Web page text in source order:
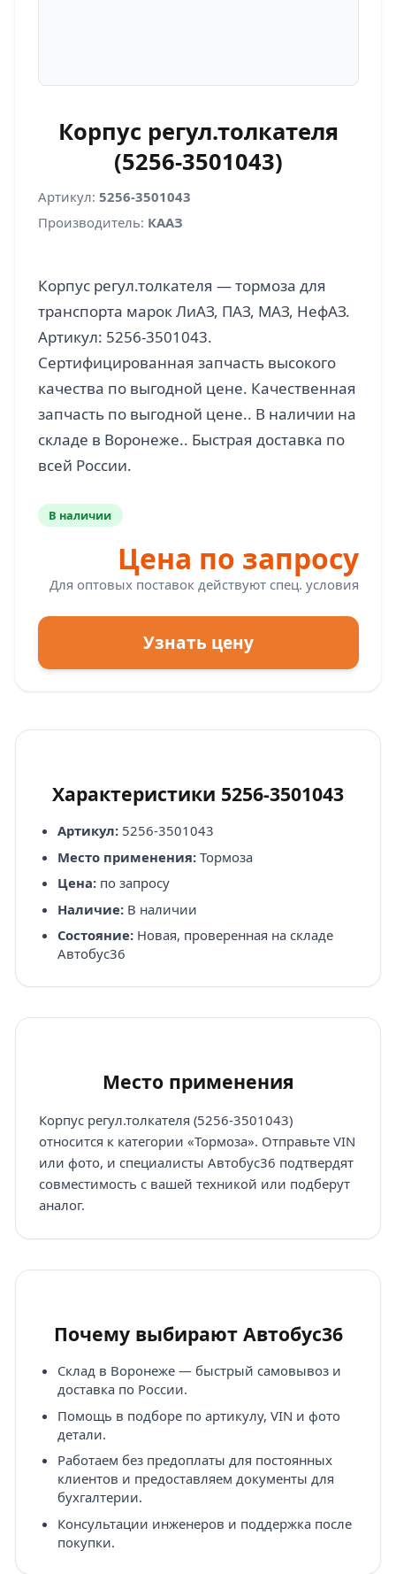
Корпус регул.толкателя
(5256-3501043)
Артикул: 5256-3501043
Производитель: КААЗ
Корпус регул.толкателя — тормоза для
транспорта марок ЛиАЗ, ПАЗ, МАЗ, НефАЗ.
Артикул: 5256-3501043.
Сертифицированная запчасть высокого
качества по выгодной цене. Качественная
запчасть по выгодной цене.. В наличии на
складе в Воронеже.. Быстрая доставка по
В наличии
Цена по запросу
Для оптовых поставок действуют спец. условия
Узнать цену
Характеристики 5256-3501043
Артикул:5256-3501043
Место применения:Тормоза
Цена:по запросу
Наличие:В наличии
Состояние:Новая, проверенная на складе
Автобус36
Место применения
Корпус регул.толкателя (5256-3501043)
относится к категории «Тормоза». Отправьте VIN
или фото, и специалисты Автобус36 подтвердят
совместимость с вашей техникой или подберут
аналог.
Почему выбирают Автобус36
Склад в Воронеже — быстрый самовывоз и
доставка по России.
Помощь в подборе по артикулу, VIN и фото
детали.
Работаем без предоплаты для постоянных
клиентов и предоставляем документы для
бухгалтерии.
Консультации инженеров и поддержка после
покупки.